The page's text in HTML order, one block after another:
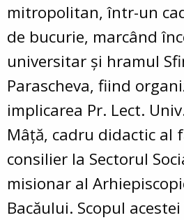
mitropolitan, într-un
de bucurie, marcând
universitar și hramul
Parascheva, fiind
implicarea Pr. Lect.
Mâță, cadru didactic al
consilier la Sectorul
misionar al
Bacăului. Scopul